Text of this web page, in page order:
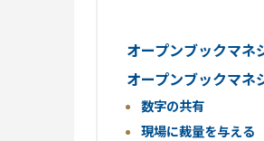
オープンブックマネ
オープンブックマネ
数字の共有
現場に裁量を与える